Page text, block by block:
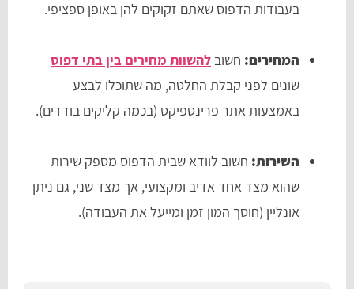
בעבודות הדפוס שאתם זקוקים להן באופן ספציפי.
המחירים: חשוב להשוות מחירים בין בתי דפוס
שונים לפני קבלת החלטה, מה שתוכלו לבצע
באמצעות אתר פרינטפיקס (בכמה קליקים בודדים).
השירות: חשוב לוודא שבית הדפוס מספק שירות
שהוא מצד אחד אדיב ומקצועי, אך מצד שני, גם ניתן
אונליין (חוסך המון זמן ומייעל את העבודה).